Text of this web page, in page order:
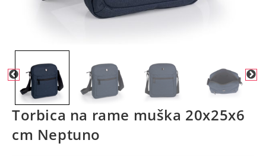
Torbica na rame muška 20x25x6
cm Neptuno